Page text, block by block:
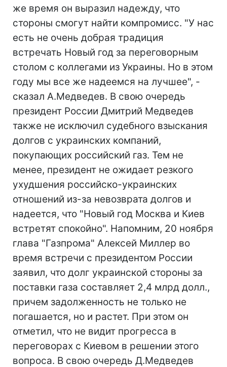
же время он выразил надежду, что
стороны смогут найти компромисс. "У нас
есть не очень добрая традиция
встречать Новый год за переговорным
столом с коллегами из Украины. Но в этом
году мы все же надеемся на лучшее", -
сказал А.Медведев. В свою очередь
президент России Дмитрий Медведев
также не исключил судебного взыскания
долгов с украинских компаний,
покупающих российский газ. Тем не
менее, президент не ожидает резкого
ухудшения российско-украинских
отношений из-за невозврата долгов и
надеется, что "Новый год Москва и Киев
встретят спокойно". Напомним, 20 ноября
глава "Газпрома" Алексей Миллер во
время встречи с президентом России
заявил, что долг украинской стороны за
поставки газа составляет 2,4 млрд долл.,
причем задолженность не только не
погашается, но и растет. При этом он
отметил, что не видит прогресса в
переговорах с Киевом в решении этого
вопроса. В свою очередь Д.Медведев